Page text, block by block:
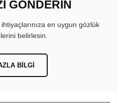
GÖNDERİN
en uygun gözlük
belirlesin.
BILGI